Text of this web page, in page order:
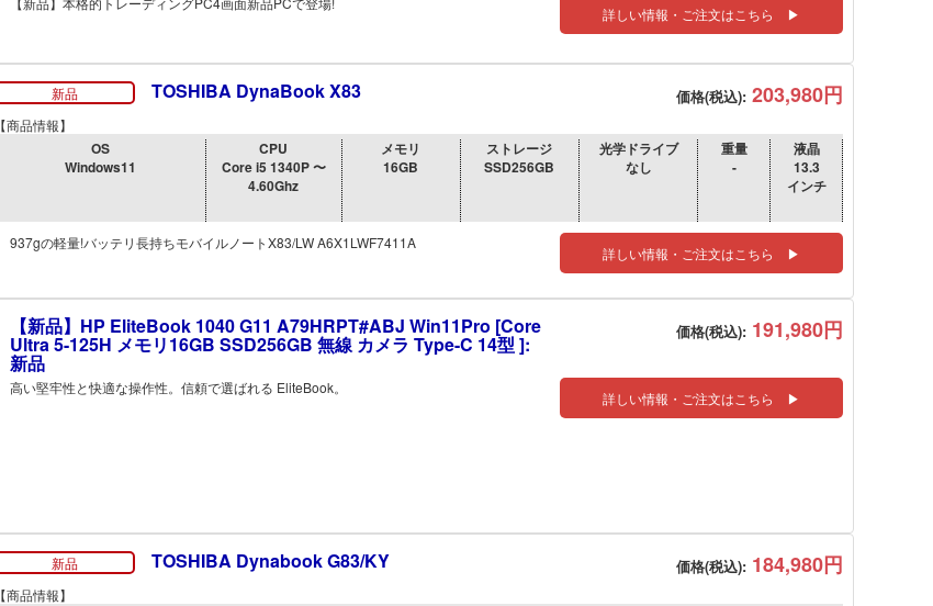
詳しい情報・ご注文はこちら ▶
新品 TOSHIBA DynaBook X83 価格(税込): 203,980円
【商品情報】
OS
Windows11
CPU
Core i5 1340P 〜
4.60Ghz
メモリ
16GB
ストレージ
SSD256GB
光学ドライブ
なし
重量
-
液晶
13.3
インチ
937gの軽量!バッテリ長持ちモバイルノートX83/LW A6X1LWF7411A
詳しい情報・ご注文はこちら ▶
【新品】HP EliteBook 1040 G11 A79HRPT#ABJ Win11Pro [Core
Ultra 5-125H メモリ16GB SSD256GB 無線 カメラ Type-C 14型 ]:
新品
価格(税込): 191,980円
高い堅牢性と快適な操作性。信頼で選ばれる EliteBook。
詳しい情報・ご注文はこちら ▶
新品 TOSHIBA Dynabook G83/KY 価格(税込): 184,980円
【商品情報】